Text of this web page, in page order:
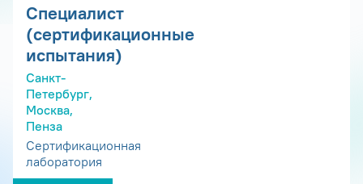
Специалист
(сертификационные
испытания)
Санкт-
Петербург,
Москва,
Пенза
Сертификационная
лаборатория